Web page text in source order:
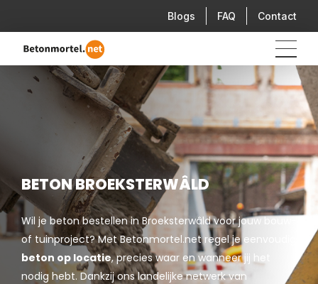
Blogs FAQ Contact
BETON BROEKSTERWÂLD
Wil je beton bestellen in Broeksterwâld voor jouw bouw-
of tuinproject? Met Betonmortel.net regel je eenvoudig
beton op locatie, precies waar en wanneer jij het
nodig hebt. Dankzij ons landelijke netwerk van